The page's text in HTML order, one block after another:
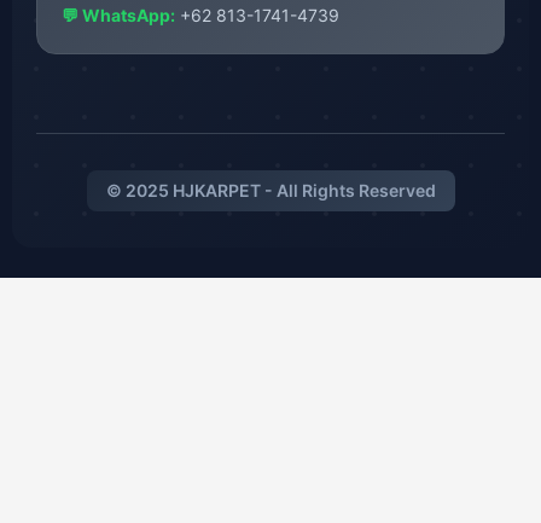
💬 WhatsApp: +62 813-1741-4739
© 2025 HJKARPET - All Rights Reserved